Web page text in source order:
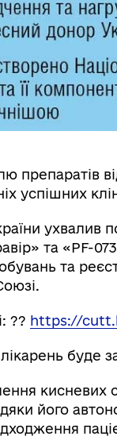
препаратів
успішних
ухвалив
та «PF-
та
?? https://
буде
кисневих
його